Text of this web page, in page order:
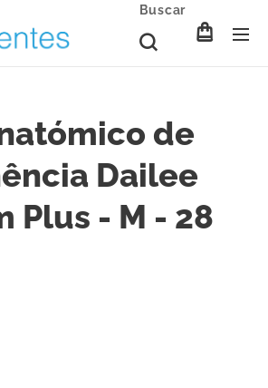
Buscar
de
Dailee
Plus - M - 28